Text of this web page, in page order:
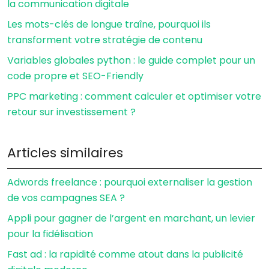
la communication digitale
Les mots-clés de longue traîne, pourquoi ils
transforment votre stratégie de contenu
Variables globales python : le guide complet pour un
code propre et SEO-Friendly
PPC marketing : comment calculer et optimiser votre
retour sur investissement ?
Articles similaires
Adwords freelance : pourquoi externaliser la gestion
de vos campagnes SEA ?
Appli pour gagner de l’argent en marchant, un levier
pour la fidélisation
Fast ad : la rapidité comme atout dans la publicité